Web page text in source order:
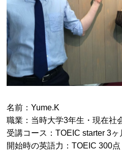
名前：Yume.K
職業：当時大学3年生・現在社
受講コース：TOEIC starter 3
開始時の英語力：TOEIC 300点